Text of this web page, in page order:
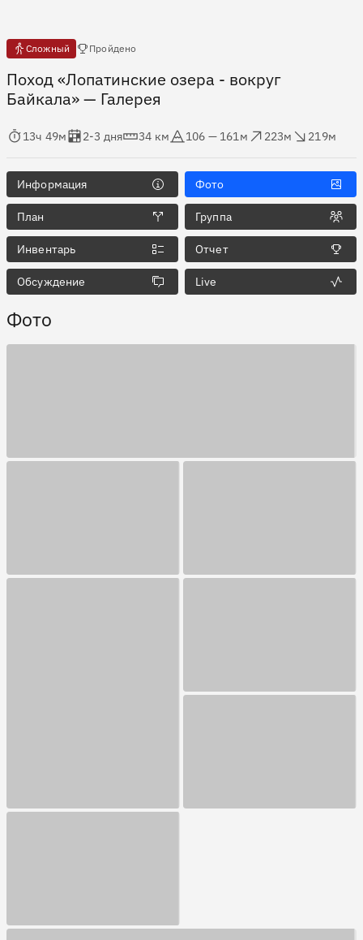
Сложный Пройдено
Поход «Лопатинские озера - вокруг
Байкала»— Галерея
в пути
13ч 49м
Оценка в днях
2-3 дня
Дистанция
34 км
Абсолютная высота
106 — 161м
223м
219м
Информация Фото
План Группа
Инвентарь Отчет
Обсуждение Live
Фото